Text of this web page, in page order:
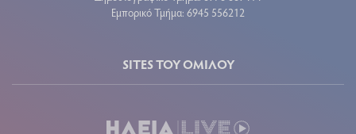
Εμπορικό Τμήμα: 6945 556212
SITES ΤΟΥ ΟΜΙΛΟΥ